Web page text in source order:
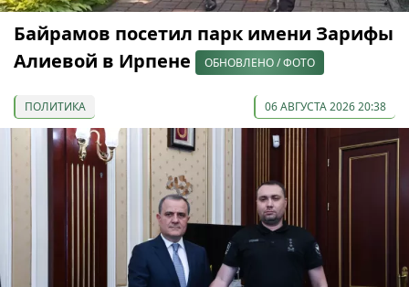
Байрамов посетил парк имени Зарифы
Алиевой в Ирпене
ОБНОВЛЕНО / ФОТО
ПОЛИТИКА 06 АВГУСТА 2026 20:38